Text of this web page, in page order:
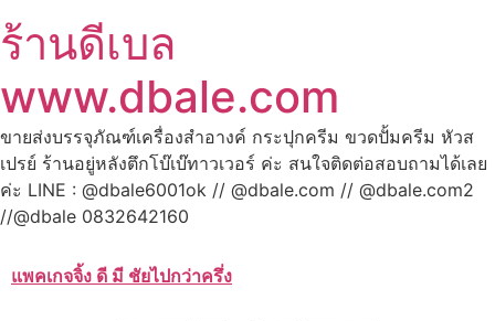
ร้านดีเบล
www.dbale.com
ขายส่งบรรจุภัณฑ์เครื่องสำอางค์ กระปุกครีม ขวดปั้มครีม หัวส
เปรย์ ร้านอยู่หลังตึกโบ๊เบ๊ทาวเวอร์ ค่ะ สนใจติดต่อสอบถามได้เลย
ค่ะ LINE : @dbale6001ok // @dbale.com // @dbale.com2
//@dbale 0832642160
แพคเกจจิ้ง ดี มี ชัยไปกว่าครึ่ง